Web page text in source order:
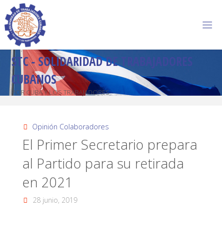
STC - SOLIDARIDAD DE TRABAJADORES
CUBANOS
POR CUBA Y LOS TRABAJADORES
Opinión Colaboradores
El Primer Secretario prepara
al Partido para su retirada
en 2021
28 junio, 2019